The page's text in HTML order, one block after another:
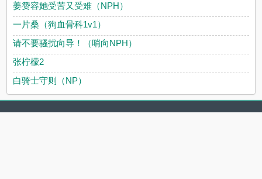
姜赞容她受苦又受难（NPH）
一片桑（狗血骨科1v1）
请不要骚扰向导！（哨向NPH）
张柠檬2
白骑士守则（NP）